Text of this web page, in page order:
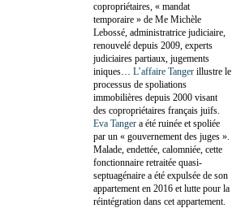
copropriétaires, « mandat
temporaire » de Me Michèle
Lebossé, administratrice judiciaire,
renouvelé depuis 2009, experts
judiciaires partiaux, jugements
iniques… L’affaire Tanger illustre le
processus de spoliations
immobilières depuis 2000 visant
des copropriétaires français juifs.
Eva Tanger a été ruinée et spoliée
par un « gouvernement des juges ».
Malade, endettée, calomniée, cette
fonctionnaire retraitée quasi-
septuagénaire a été expulsée de son
appartement en 2016 et lutte pour la
réintégration dans cet appartement.